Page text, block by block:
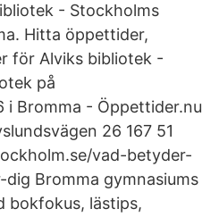
- Stockholms
Hitta öppettider,
för Alviks bibliotek -
på
i Bromma - Öppettider.nu
26 167 51
vad-betyder-
Bromma gymnasiums
bokfokus, lästips,